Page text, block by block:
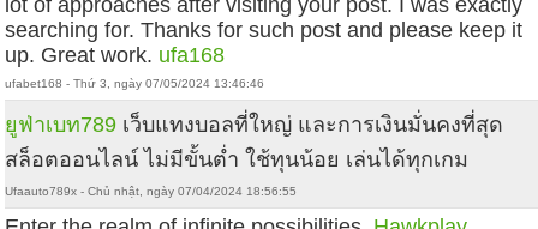
lot of approaches after visiting your post. I was exactly
searching for. Thanks for such post and please keep it
up. Great work. ufa168
ufabet168 - Thứ 3, ngày 07/05/2024 13:46:46
ยูฟ่าเบท789 เว็บแทงบอลที่ใหญ่ และการเงินมั่นคงที่สุด
สล็อตออนไลน์ ไม่มีขั้นต่ำ ใช้ทุนน้อย เล่นได้ทุกเกม
Ufaauto789x - Chủ nhật, ngày 07/04/2024 18:56:55